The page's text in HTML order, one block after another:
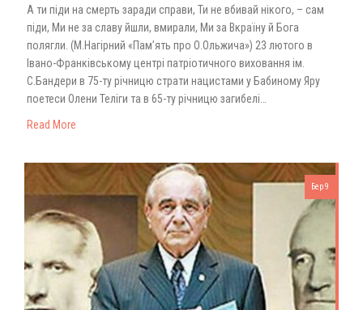
А ти піди на смерть заради справи, Ти не вбивай нікого, – сам
піди, Ми не за славу йшли, вмирали, Ми за Вкраїну й Бога
полягли. (М.Нагірний «Пам’ять про О.Ольжича») 23 лютого в
Івано-Франківському центрі патріотичного виховання ім.
С.Бандери в 75-ту річницю страти нацистами у Бабиному Яру
поетеси Олени Теліги та в 65-ту річницю загибелі…
Read More
Бер 9